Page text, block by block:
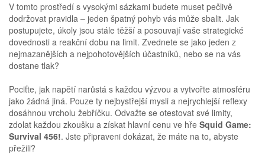
V tomto prostředí s vysokými sázkami budete muset pečlivě
dodržovat pravidla – jeden špatný pohyb vás může sbalit. Jak
postupujete, úkoly jsou stále těžší a posouvají vaše strategické
dovednosti a reakční dobu na limit. Zvednete se jako jeden z
nejmazanějších a nejpohotovějších účastníků, nebo se na vás
dostane tlak?
Pociťte, jak napětí narůstá s každou výzvou a vytvořte atmosféru
jako žádná jiná. Pouze ty nejbystřejší mysli a nejrychlejší reflexy
dosáhnou vrcholu žebříčku. Odvažte se otestovat své limity,
zdolat každou zkoušku a získat hlavní cenu ve hře Squid Game:
Survival 456!. Jste připraveni dokázat, že máte na to, abyste
přežili?